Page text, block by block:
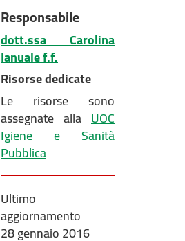
Responsabile
dott.ssa Carolina
Ianuale f.f.
Risorse dedicate
Le risorse sono
assegnate alla UOC
Igiene e Sanità
Pubblica
Ultimo
aggiornamento
28 gennaio 2016